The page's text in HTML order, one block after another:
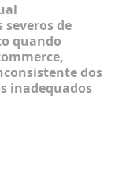
de
quando
dos
inadequados